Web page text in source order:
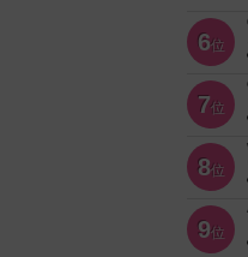
6位
7位
8位
9位